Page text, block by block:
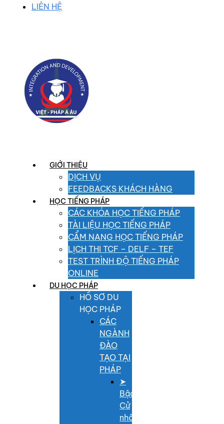
LIÊN HỆ
GIỚI THIỆU
DỊCH VỤ
FEEDBACKS KHÁCH HÀNG
HỌC TIẾNG PHÁP
CÁC KHÓA HỌC TIẾNG PHÁP
TÀI LIỆU HỌC TIẾNG PHÁP
CẨM NANG HỌC TIẾNG PHÁP
LỊCH THI TCF – DELF – TEF
TEST TRÌNH ĐỘ TIẾNG PHÁP
ONLINE
DU HỌC PHÁP
HỒ SƠ DU
HỌC PHÁP
CÁC
NGÀNH
ĐÀO
TẠO TẠI
PHÁP
➤
Bậc
Cử
nhân/